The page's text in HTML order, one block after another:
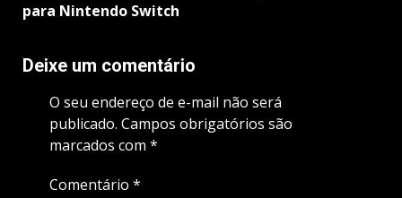
para Nintendo Switch
Deixe um comentário
O seu endereço de e-mail não será
publicado. Campos obrigatórios são
marcados com *
Comentário *